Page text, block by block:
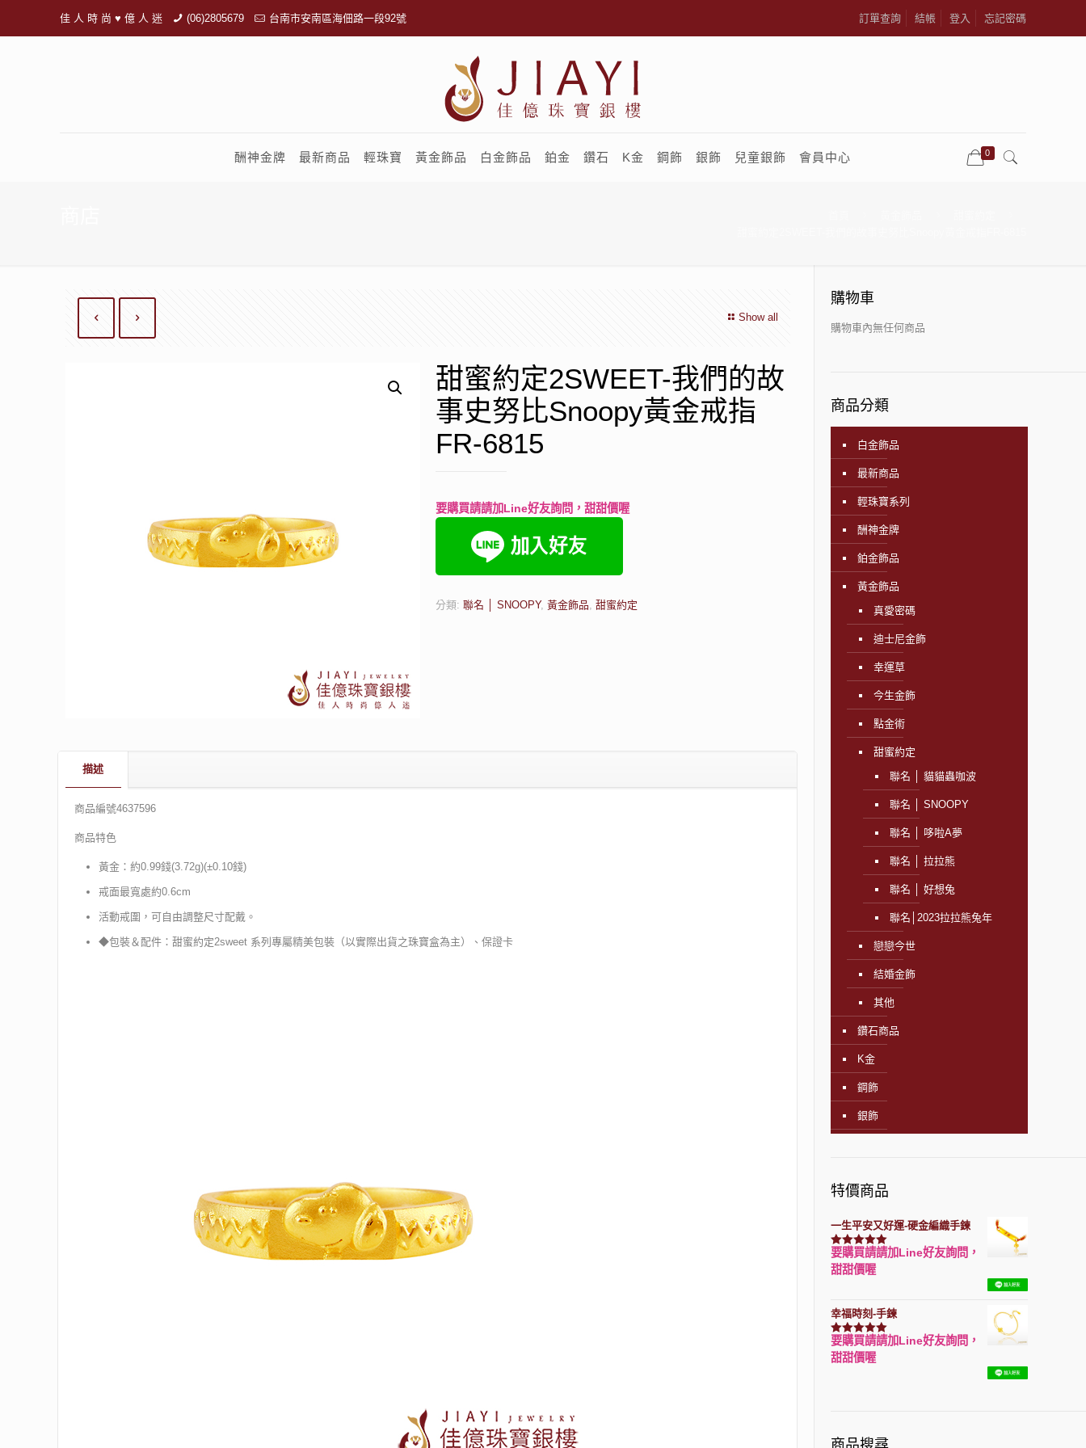
佳 人 時 尚 ♥ 億 人 迷 (06)2805679 台南市安南區海佃路一段92號 訂單查詢 結帳 登入 忘記密碼
酬神金牌 最新商品 輕珠寶 黃金飾品 白金飾品 鉑金 鑽石 K金 鋼飾 銀飾 兒童銀飾 會員中心 0
Show all
甜蜜約定2SWEET-我們的故
事史努比Snoopy黃金戒指
FR-6815
要購買請請加Line好友詢問，甜甜價喔
分類: 聯名 │ SNOOPY, 黃金飾品, 甜蜜約定
描述
商品編號4637596
商品特色
黃金：約0.99錢(3.72g)(±0.10錢)
戒面最寬處約0.6cm
活動戒圍，可自由調整尺寸配戴。
◆包裝＆配件：甜蜜約定2sweet 系列專屬精美包裝（以實際出貨之珠寶盒為主）、保證卡
購物車
購物車內無任何商品
商品分類
白金飾品
最新商品
輕珠寶系列
酬神金牌
鉑金飾品
黃金飾品
真愛密碼
迪士尼金飾
幸運草
今生金飾
點金術
甜蜜約定
聯名 │ 貓貓蟲咖波
聯名 │ SNOOPY
聯名 │ 哆啦A夢
聯名 │ 拉拉熊
聯名 │ 好想兔
聯名│2023拉拉熊兔年
戀戀今世
結婚金飾
其他
鑽石商品
K金
鋼飾
銀飾
特價商品
一生平安又好運-硬金編織手鍊
評分7740滿分 5
要購買請請加Line好友詢問，
甜甜價喔
幸福時刻-手鍊
評分3150滿分 5
要購買請請加Line好友詢問，
甜甜價喔
商品搜尋